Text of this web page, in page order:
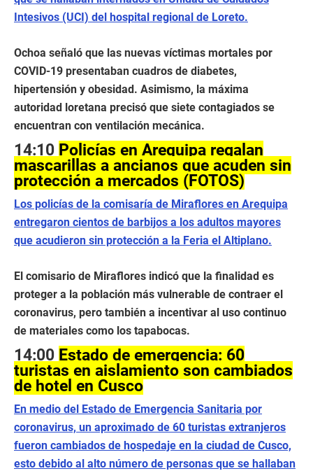
Intesivos (UCI) del hospital regional de Loreto.
Ochoa señaló que las nuevas víctimas mortales por
COVID-19 presentaban cuadros de diabetes,
hipertensión y obesidad. Asimismo, la máxima
autoridad loretana precisó que siete contagiados se
encuentran con ventilación mecánica.
14:10 Policías en Arequipa regalan
mascarillas a ancianos que acuden sin
protección a mercados (FOTOS)
Los policías de la comisaría de Miraflores en Arequipa
entregaron cientos de barbijos a los adultos mayores
que acudieron sin protección a la Feria el Altiplano.
El comisario de Miraflores indicó que la finalidad es
proteger a la población más vulnerable de contraer el
coronavirus, pero también a incentivar al uso continuo
de materiales como los tapabocas.
14:00 Estado de emergencia: 60
turistas en aislamiento son cambiados
de hotel en Cusco
En medio del Estado de Emergencia Sanitaria por
coronavirus, un aproximado de 60 turistas extranjeros
fueron cambiados de hospedaje en la ciudad de Cusco,
esto debido al alto número de personas que se hallaban